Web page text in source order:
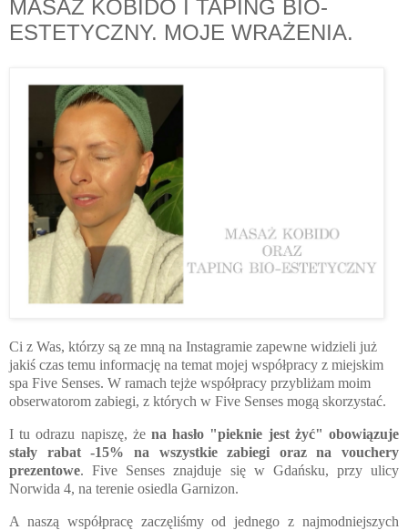
MASAŻ KOBIDO I TAPING BIO-
ESTETYCZNY. MOJE WRAŻENIA.
Ci z Was, którzy są ze mną na Instagramie zapewne widzieli już
jakiś czas temu informację na temat mojej współpracy z miejskim
spa Five Senses. W ramach tejże współpracy przybliżam moim
obserwatorom zabiegi, z których w Five Senses mogą skorzystać.
I tu odrazu napiszę, że na hasło "pieknie jest żyć" obowiązuje
stały rabat -15% na wszystkie zabiegi oraz na vouchery
prezentowe. Five Senses znajduje się w Gdańsku, przy ulicy
Norwida 4, na terenie osiedla Garnizon.
A naszą współpracę zaczęliśmy od jednego z najmodniejszych